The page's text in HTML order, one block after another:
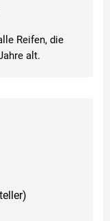
Reifen, die
alt.